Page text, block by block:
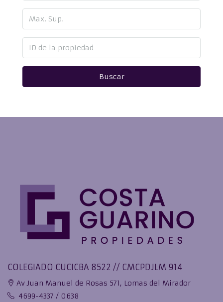
Buscar
COLEGIADO CUCICBA 8522 // CMCPDJLM 914
Av Juan Manuel de Rosas 571, Lomas del Mirador
4699-4337 / 0638